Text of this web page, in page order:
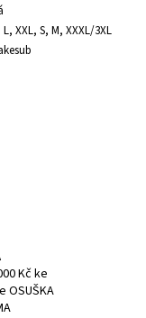
L, XXL, S, M, XXXL/3XL
Kč ke
OSUŠKA